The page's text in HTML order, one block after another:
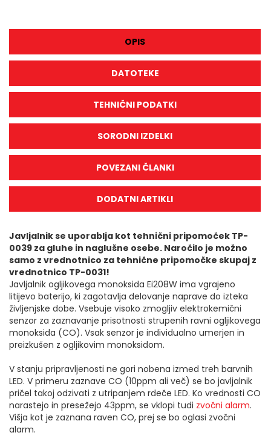
OPIS
DATOTEKE
TEHNIČNI PODATKI
SORODNI IZDELKI
POVEZANI ČLANKI
DODATNI ARTIKLI
Javljalnik se uporablja kot tehnični pripomoček TP-
0039 za gluhe in naglušne osebe. Naročilo je možno
samo z vrednotnico za tehnične pripomočke skupaj z
vrednotnico TP-0031!
Javljalnik ogljikovega monoksida Ei208W ima vgrajeno
litijevo baterijo, ki zagotavlja delovanje naprave do izteka
življenjske dobe. Vsebuje visoko zmogljiv elektrokemični
senzor za zaznavanje prisotnosti strupenih ravni ogljikovega
monoksida (CO). Vsak senzor je individualno umerjen in
preizkušen z ogljikovim monoksidom.
V stanju pripravljenosti ne gori nobena izmed treh barvnih
LED. V primeru zaznave CO (10ppm ali več) se bo javljalnik
pričel takoj odzivati z utripanjem rdeče LED. Ko vrednosti CO
narastejo in presežejo 43ppm, se vklopi tudi zvočni alarm.
Višja kot je zaznana raven CO, prej se bo oglasi zvočni
alarm.